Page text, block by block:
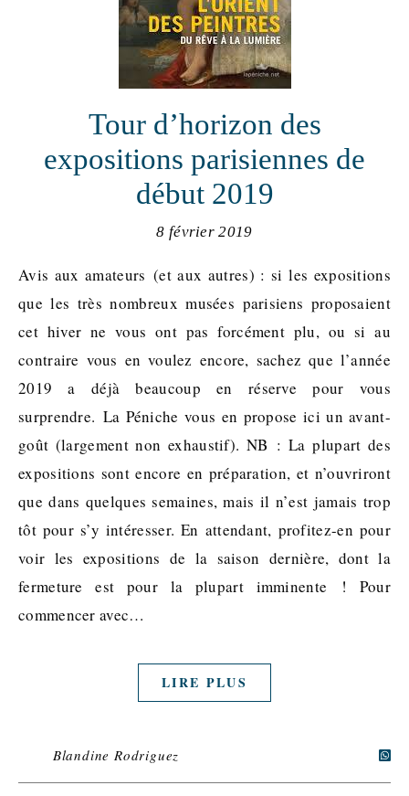
Tour d’horizon des
expositions parisiennes de
début 2019
8 février 2019
Avis aux amateurs (et aux autres) : si les expositions
que les très nombreux musées parisiens proposaient
cet hiver ne vous ont pas forcément plu, ou si au
contraire vous en voulez encore, sachez que l’année
2019 a déjà beaucoup en réserve pour vous
surprendre. La Péniche vous en propose ici un avant-
goût (largement non exhaustif). NB : La plupart des
expositions sont encore en préparation, et n’ouvriront
que dans quelques semaines, mais il n’est jamais trop
tôt pour s’y intéresser. En attendant, profitez-en pour
voir les expositions de la saison dernière, dont la
fermeture est pour la plupart imminente ! Pour
commencer avec…
LIRE PLUS
Blandine Rodriguez